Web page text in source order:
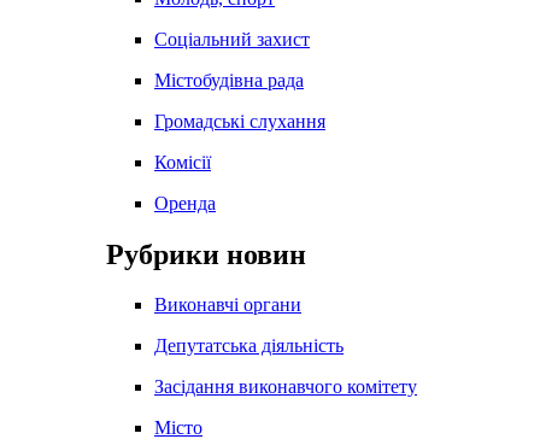
Соціальний захист
Містобудівна рада
Громадські слухання
Комісії
Оренда
Рубрики новин
Виконавчі органи
Депутатська діяльність
Засідання виконавчого комітету
Місто